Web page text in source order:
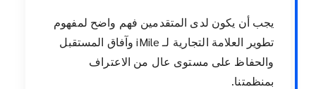
يجب أن يكون لدى المتقدمين فهم واضح لمفهوم
تطوير العلامة التجارية لـ iMile وآفاق المستقبل
والحفاظ على مستوى عال من الاعتراف
بمنظمتنا.